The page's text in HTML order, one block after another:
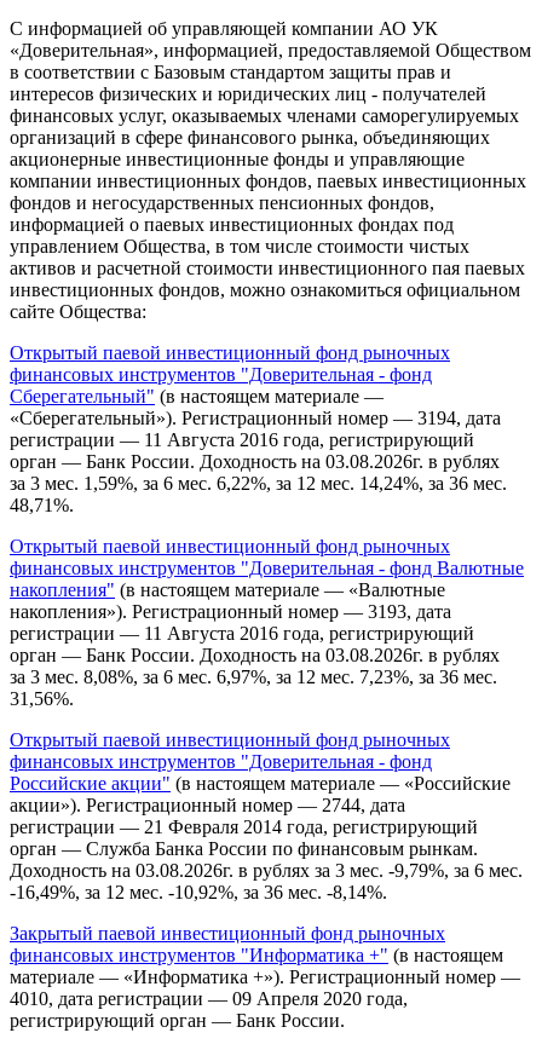
С информацией об управляющей компании АО УК
«Доверительная», информацией, предоставляемой Обществом
в соответствии с Базовым стандартом защиты прав и
интересов физических и юридических лиц - получателей
финансовых услуг, оказываемых членами саморегулируемых
организаций в сфере финансового рынка, объединяющих
акционерные инвестиционные фонды и управляющие
компании инвестиционных фондов, паевых инвестиционных
фондов и негосударственных пенсионных фондов,
информацией о паевых инвестиционных фондах под
управлением Общества, в том числе стоимости чистых
активов и расчетной стоимости инвестиционного пая паевых
инвестиционных фондов, можно ознакомиться официальном
сайте Общества:
Открытый паевой инвестиционный фонд рыночных
финансовых инструментов "Доверительная - фонд
Сберегательный" (в настоящем материале —
«Сберегательный»). Регистрационный номер — 3194, дата
регистрации — 11 Августа 2016 года, регистрирующий
орган — Банк России. Доходность на 03.08.2026г. в рублях
за 3 мес. 1,59%, за 6 мес. 6,22%, за 12 мес. 14,24%, за 36 мес.
48,71%.
Открытый паевой инвестиционный фонд рыночных
финансовых инструментов "Доверительная - фонд Валютные
накопления" (в настоящем материале — «Валютные
накопления»). Регистрационный номер — 3193, дата
регистрации — 11 Августа 2016 года, регистрирующий
орган — Банк России. Доходность на 03.08.2026г. в рублях
за 3 мес. 8,08%, за 6 мес. 6,97%, за 12 мес. 7,23%, за 36 мес.
31,56%.
Открытый паевой инвестиционный фонд рыночных
финансовых инструментов "Доверительная - фонд
Российские акции" (в настоящем материале — «Российские
акции»). Регистрационный номер — 2744, дата
регистрации — 21 Февраля 2014 года, регистрирующий
орган — Служба Банка России по финансовым рынкам.
Доходность на 03.08.2026г. в рублях за 3 мес. -9,79%, за 6 мес.
-16,49%, за 12 мес. -10,92%, за 36 мес. -8,14%.
Закрытый паевой инвестиционный фонд рыночных
финансовых инструментов "Информатика +" (в настоящем
материале — «Информатика +»). Регистрационный номер —
4010, дата регистрации — 09 Апреля 2020 года,
регистрирующий орган — Банк России.